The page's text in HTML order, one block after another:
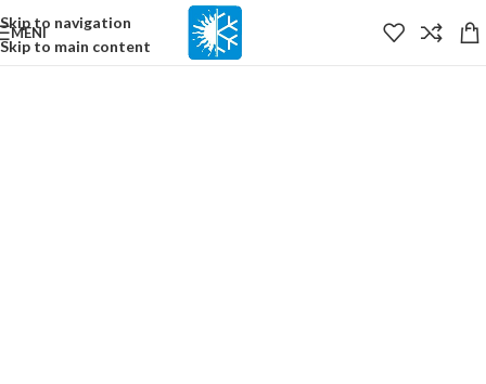
Skip to navigation
Skip to main content
MENI